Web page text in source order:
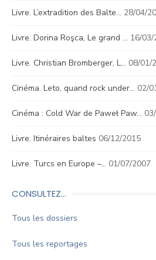
Livre. L’extradition des Balte… 28/04/
Livre. Dorina Roşca, Le grand … 16/
Livre. Christian Bromberger, L… 08/01/
Cinéma. Leto, quand rock under… 02/
Cinéma : Cold War de Paweł Paw…
Livre. Itinéraires baltes 06/12/2015
Livre. Turcs en Europe –… 01/07/2007
CONSULTEZ…
Tous les dossiers
Tous les reportages